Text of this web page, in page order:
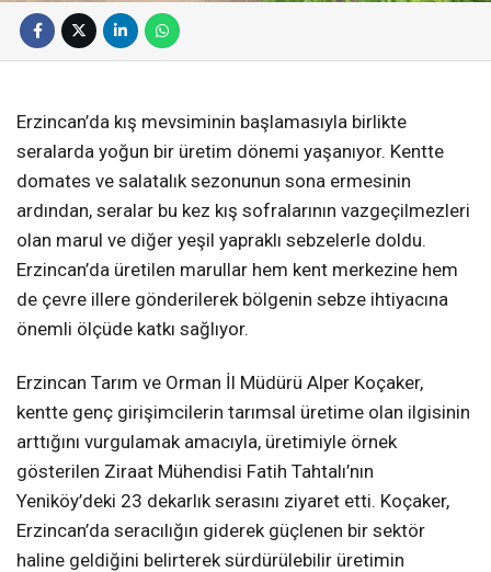
Erzincan’da kış mevsiminin başlamasıyla birlikte
seralarda yoğun bir üretim dönemi yaşanıyor. Kentte
domates ve salatalık sezonunun sona ermesinin
ardından, seralar bu kez kış sofralarının vazgeçilmezleri
olan marul ve diğer yeşil yapraklı sebzelerle doldu.
Erzincan’da üretilen marullar hem kent merkezine hem
de çevre illere gönderilerek bölgenin sebze ihtiyacına
önemli ölçüde katkı sağlıyor.
Erzincan Tarım ve Orman İl Müdürü Alper Koçaker,
kentte genç girişimcilerin tarımsal üretime olan ilgisinin
arttığını vurgulamak amacıyla, üretimiyle örnek
gösterilen Ziraat Mühendisi Fatih Tahtalı’nın
Yeniköy’deki 23 dekarlık serasını ziyaret etti. Koçaker,
Erzincan’da seracılığın giderek güçlenen bir sektör
haline geldiğini belirterek sürdürülebilir üretimin